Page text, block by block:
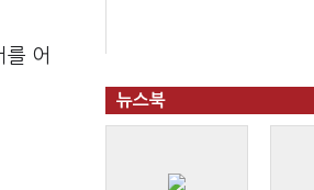
를 어
뉴스북